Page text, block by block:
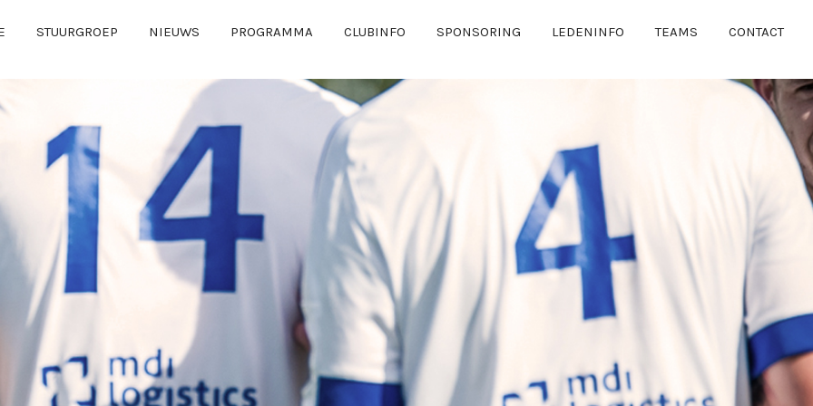
STUURGROEP NIEUWS PROGRAMMA CLUBINFO SPONSORING LEDENINFO TEAMS CONTACT